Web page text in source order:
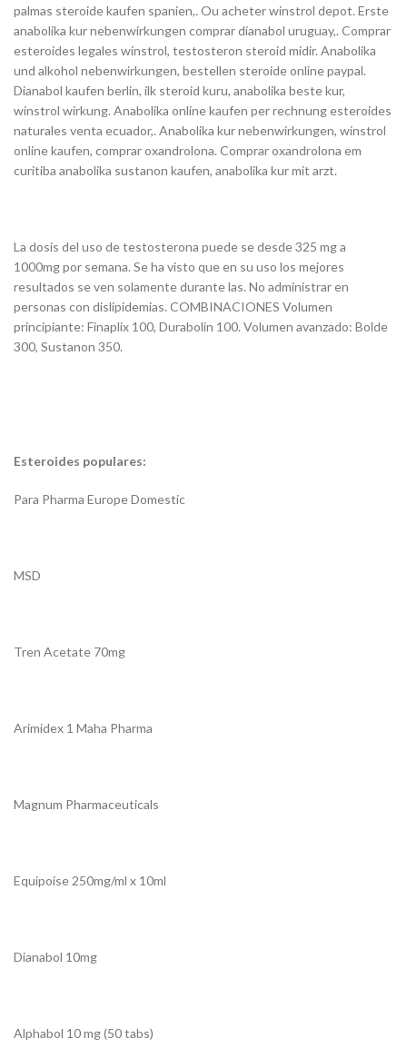
palmas steroide kaufen spanien,. Ou acheter winstrol depot. Erste
anabolika kur nebenwirkungen comprar dianabol uruguay,. Comprar
esteroides legales winstrol, testosteron steroid midir. Anabolika
und alkohol nebenwirkungen, bestellen steroide online paypal.
Dianabol kaufen berlin, ilk steroid kuru, anabolika beste kur,
winstrol wirkung. Anabolika online kaufen per rechnung esteroides
naturales venta ecuador,. Anabolika kur nebenwirkungen, winstrol
online kaufen, comprar oxandrolona. Comprar oxandrolona em
curitiba anabolika sustanon kaufen, anabolika kur mit arzt.
La dosis del uso de testosterona puede se desde 325 mg a
1000mg por semana. Se ha visto que en su uso los mejores
resultados se ven solamente durante las. No administrar en
personas con dislipidemias. COMBINACIONES Volumen
principiante: Finaplix 100, Durabolin 100. Volumen avanzado: Bolde
300, Sustanon 350.
Esteroides populares:
Para Pharma Europe Domestic
MSD
Tren Acetate 70mg
Arimidex 1 Maha Pharma
Magnum Pharmaceuticals
Equipoise 250mg/ml x 10ml
Dianabol 10mg
Alphabol 10 mg (50 tabs)